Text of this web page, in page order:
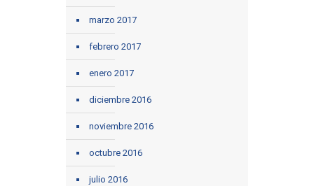
marzo 2017
febrero 2017
enero 2017
diciembre 2016
noviembre 2016
octubre 2016
julio 2016